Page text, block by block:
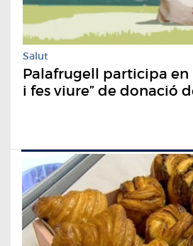
Salut
Palafrugell participa en
i fes viure” de donació